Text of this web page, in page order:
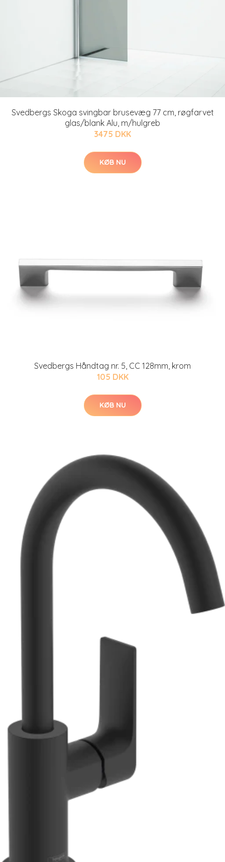
Svedbergs Skoga svingbar brusevæg 77 cm, røgfarvet
glas/blank Alu, m/hulgreb
3475 DKK
KØB NU
Svedbergs Håndtag nr. 5, CC 128mm, krom
105 DKK
KØB NU